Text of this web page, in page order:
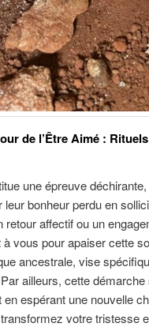
de l’Être Aimé :
une épreuve
bonheur perdu en
affectif ou un
vous pour apaiser cette
ancestrale, vise
ailleurs, cette
espérant une nouvelle
votre tristesse